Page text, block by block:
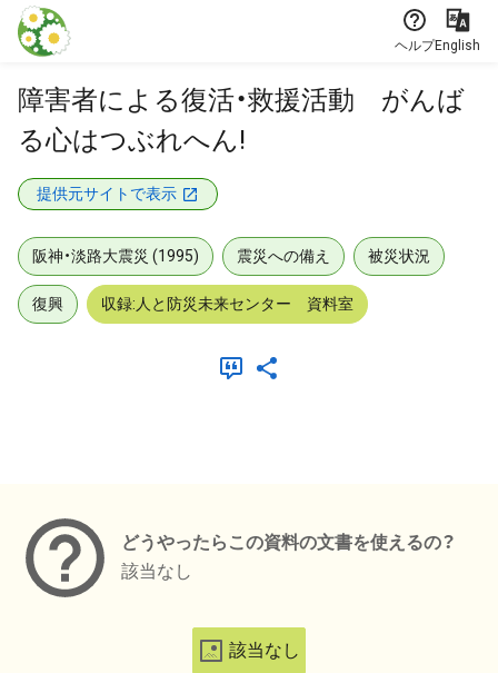
本文に飛ぶ
ヘルプEnglish
障害者による復活・救援活動 がんば
る心はつぶれへん!
提供元サイトで表示
阪神・淡路大震災 (1995) 震災への備え 被災状況
復興 収録:人と防災未来センター 資料室
どうやったらこの資料の文書を使えるの？
該当なし
該当なし